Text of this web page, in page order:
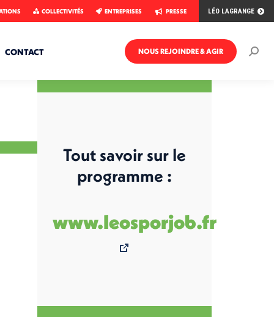
COLLECTIVITÉS ENTREPRISES PRESSE LÉO LAGRANGE
CONTACT NOUS REJOINDRE & AGIR
Tout savoir sur le
programme :
www.leosporjob.fr